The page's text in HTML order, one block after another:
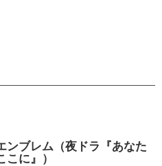
ンブレム（夜ドラ『あなた
に』）